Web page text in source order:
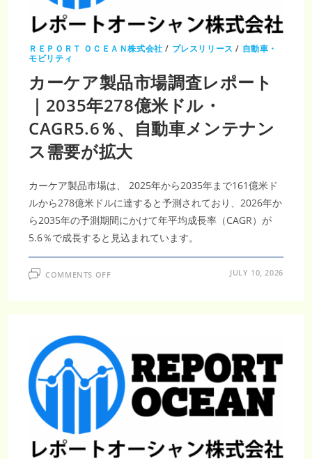
389
億
米
ド
ル・
ＲＥＰＯＲＴ ＯＣＥＡＮ株式会社 / プレスリリース / 自動車・
モビリティ
カーケア製品市場調査レポート
｜2035年278億米ドル・
CAGR5.6％、自動車メンテナン
ス需要が拡大
カーケア製品市場は、 2025年から2035年まで161億米ド
ルから278億米ドルに達すると予測されており、2026年か
ら2035年の予測期間にかけて年平均成長率（CAGR）が
5.6％で成長すると見込まれています。
COMMENTS OFFON
調
査
レ
ポ
ー
ト
｜
2035
億
米
JULY 10, 2026